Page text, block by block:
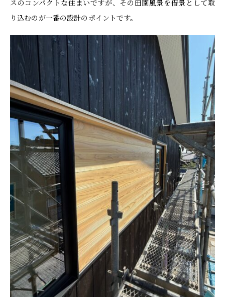
スのコンパクトな住まいですが、その田園風景を借景として取
り込むのが一番の設計のポイントです。